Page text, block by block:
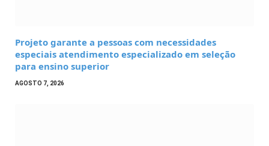
Projeto garante a pessoas com necessidades
especiais atendimento especializado em seleção
para ensino superior
AGOSTO 7, 2026